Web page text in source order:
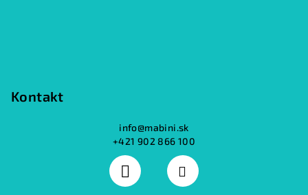
Kontakt
info@mabini.sk
+421 902 866 100